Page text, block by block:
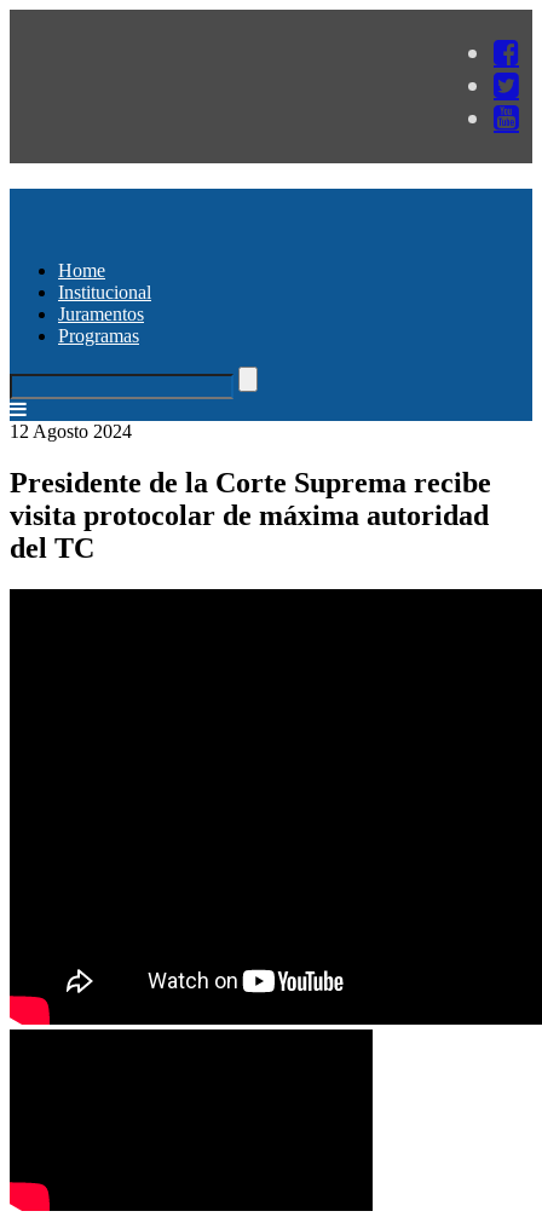
Home
Institucional
Juramentos
Programas
12 Agosto 2024
Presidente de la Corte Suprema recibe
visita protocolar de máxima autoridad
del TC